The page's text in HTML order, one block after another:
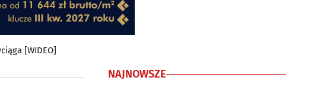
[WIDEO]
NAJNOWSZE